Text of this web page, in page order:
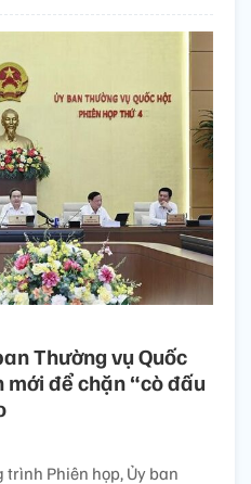
Thường vụ Quốc
để chặn “cò đấu
Phiên họp, Ủy ban